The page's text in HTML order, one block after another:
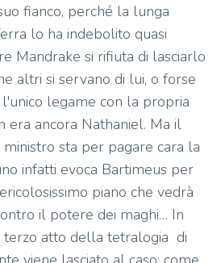
fianco, perché la lunga
lo ha indebolito quasi
Mandrake si rifiuta di lasciarlo
altri si servano di lui, o forse
legame con la propria
era ancora Nathaniel. Ma il
ministro sta per pagare cara la
infatti evoca Bartimeus per
piano che vedrà
il potere dei maghi… In
terzo atto della tetralogia di